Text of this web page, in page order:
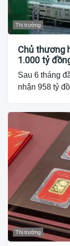
Thị trường
Chủ thương
1.000 tỷ
Sau 6 tháng
nhận 958 tỷ
Thị trường